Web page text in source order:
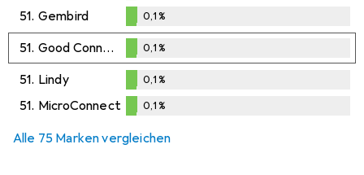
%
51. Gembird
0,1%
0,1%
51. Good Connections
0,1%
0,1%
51. Lindy
0,1 %
0,1%
51. MicroConnect 0,1%
Alle 75 Marken vergleichen